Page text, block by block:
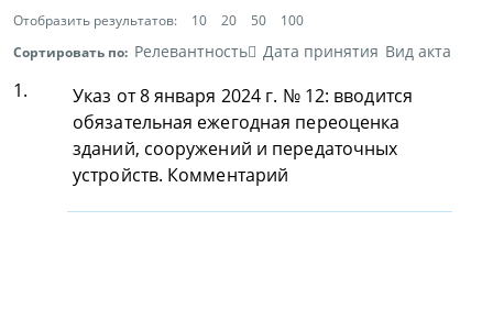
Отобразить результатов: 10 20 50
100
Сортировать по: Релевантность Дата принятия Вид акта
1.
Указ от 8 января 2024 г. № 12: вводится
обязательная ежегодная переоценка
зданий, сооружений и передаточных
устройств. Комментарий